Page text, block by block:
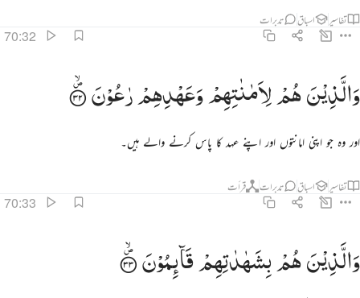
تفاسیر اسباق تدبرات
70:32
والذين هم لاماناتهم وعهدهم راعون ٣٢
وَٱلَّذِينَ هُمْ لِأَمَـٰنَـٰتِهِمْ وَعَهْدِهِمْ رَٰعُونَ ٣٢
وَالَّذِیْنَهُمْلِاَمٰنٰتِهِمْوَعَهْدِهِمْرٰعُوْنَ
اور وہ جو اپنی امانتوں اور اپنے عہد کا پاس کرنے والے ہیں۔
تفاسیر اسباق تدبرات قرأت
70:33
والذين هم بشهاداتهم قايمون ٣٣
وَٱلَّذِينَ هُم بِشَهَـٰدَٰتِهِمْ قَآئِمُونَ ٣٣
وَالَّذِیْنَهُمْبِشَهٰدٰتِهِمْقَآىِٕمُوْنَ